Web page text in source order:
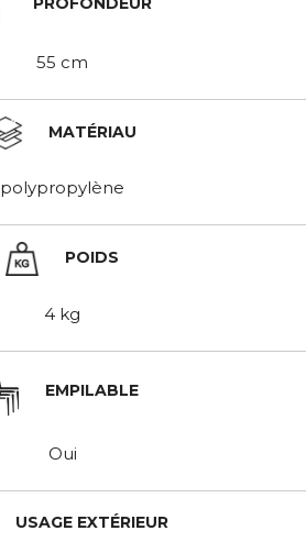
55 cm
MATÉRIAU
polypropylène
POIDS
4 kg
EMPILABLE
Oui
USAGE EXTÉRIEUR